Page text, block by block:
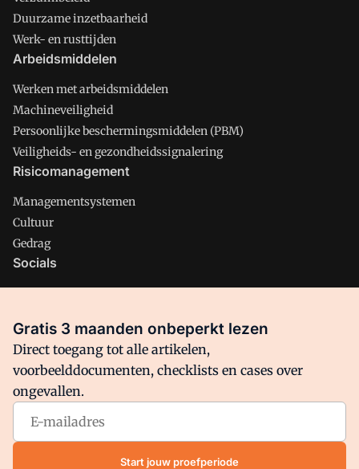
Duurzame inzetbaarheid
Werk- en rusttijden
Arbeidsmiddelen
Werken met arbeidsmiddelen
Machineveiligheid
Persoonlijke beschermingsmiddelen (PBM)
Veiligheids- en gezondheidssignalering
Risicomanagement
Managementsystemen
Cultuur
Gedrag
Socials
Facebook
Arbo is onderdeel van VMN media. Lees inons manifestwaar
VMN media voor staat. Op gebruik van deze site zijn de
volgende regelingen van toepassing:Algemene Voorwaarden
Privacy en Cookie beleid|Privacy instellingen
Gratis 3 maanden onbeperkt lezen
Direct toegang tot alle artikelen,
voorbeelddocumenten, checklists en cases over
ongevallen.
Start jouw proefperiode